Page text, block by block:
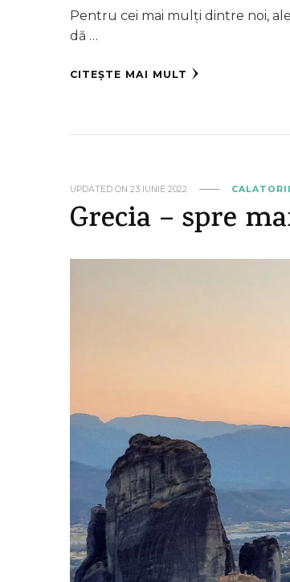
Pentru cei mai mulți dintre noi,
dă …
CITEȘTE MAI MULT
UPDATED ON 23 IUNIE 2022
Grecia – spre